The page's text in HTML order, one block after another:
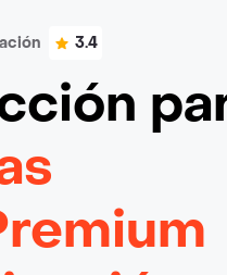
3.4